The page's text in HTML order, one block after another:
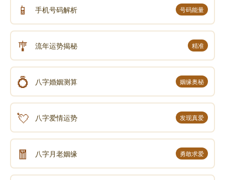
📱 手机号码解析 号码能量
🎐 流年运势揭秘 精准
💍 八字婚姻测算 姻缘奥秘
💘 八字爱情运势 发现真爱
🧧 八字月老姻缘 勇敢求爱